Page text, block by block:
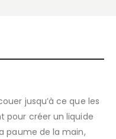
jusqu’à ce que les
pour créer un liquide
paume de la main,